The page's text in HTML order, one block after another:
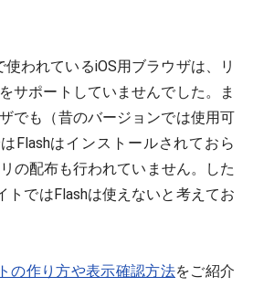
われているiOS用ブラウザは、リ
サポートしていませんでした。ま
でも（昔のバージョンでは使用可
Flashはインストールされておら
の配布も行われていません。した
トではFlashは使えないと考えてお
の作り方や表示確認方法をご紹介